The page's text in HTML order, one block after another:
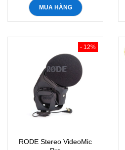
MUA HÀNG
- 12%
RODE Stereo VideoMic